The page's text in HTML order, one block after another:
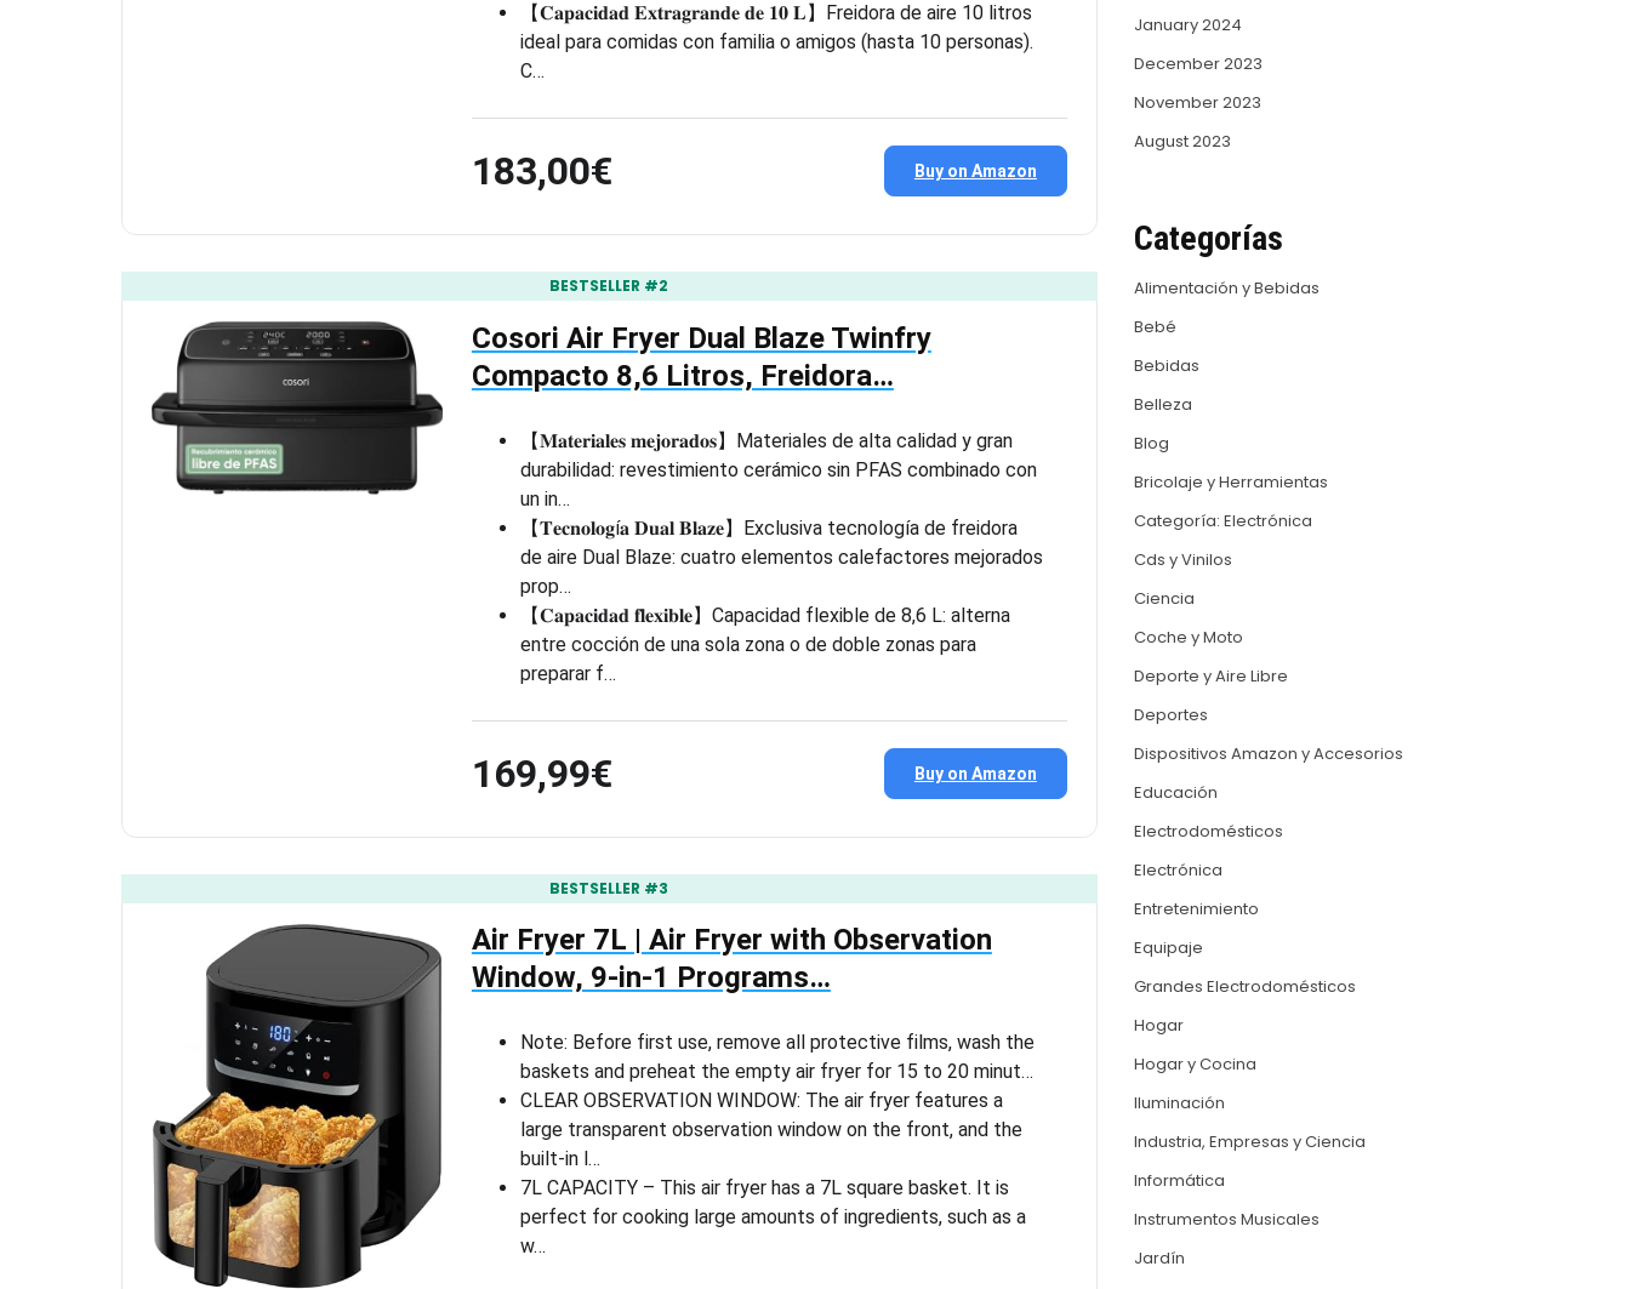
【𝐂𝐚𝐩𝐚𝐜𝐢𝐝𝐚𝐝 𝐄𝐱𝐭𝐫𝐚𝐠𝐫𝐚𝐧𝐝𝐞 𝐝𝐞 𝟏𝟎 𝐋】Freidora de aire 10 litros
ideal para comidas con familia o amigos (hasta 10 personas).
C…
183,00€ Buy on Amazon
BESTSELLER #2
Cosori Air Fryer Dual Blaze Twinfry
Compacto 8,6 Litros, Freidora…
【𝐌𝐚𝐭𝐞𝐫𝐢𝐚𝐥𝐞𝐬 𝐦𝐞𝐣𝐨𝐫𝐚𝐝𝐨𝐬】Materiales de alta calidad y gran
durabilidad: revestimiento cerámico sin PFAS combinado con
un in…
【𝐓𝐞𝐜𝐧𝐨𝐥𝐨𝐠í𝐚 𝐃𝐮𝐚𝐥 𝐁𝐥𝐚𝐳𝐞】Exclusiva tecnología de freidora
de aire Dual Blaze: cuatro elementos calefactores mejorados
prop…
【𝐂𝐚𝐩𝐚𝐜𝐢𝐝𝐚𝐝 𝐟𝐥𝐞𝐱𝐢𝐛𝐥𝐞】Capacidad flexible de 8,6 L: alterna
entre cocción de una sola zona o de doble zonas para
preparar f…
169,99€ Buy on Amazon
BESTSELLER #3
Air Fryer 7L | Air Fryer with Observation
Window, 9-in-1 Programs…
Note: Before first use, remove all protective films, wash the
baskets and preheat the empty air fryer for 15 to 20 minut…
CLEAR OBSERVATION WINDOW: The air fryer features a
large transparent observation window on the front, and the
built-in l…
7L CAPACITY – This air fryer has a 7L square basket. It is
perfect for cooking large amounts of ingredients, such as a
w…
January 2024
December 2023
November 2023
August 2023
Categorías
Alimentación y Bebidas
Bebé
Bebidas
Belleza
Blog
Bricolaje y Herramientas
Categoría: Electrónica
Cds y Vinilos
Ciencia
Coche y Moto
Deporte y Aire Libre
Deportes
Dispositivos Amazon y Accesorios
Educación
Electrodomésticos
Electrónica
Entretenimiento
Equipaje
Grandes Electrodomésticos
Hogar
Hogar y Cocina
Iluminación
Industria, Empresas y Ciencia
Informática
Instrumentos Musicales
Jardín